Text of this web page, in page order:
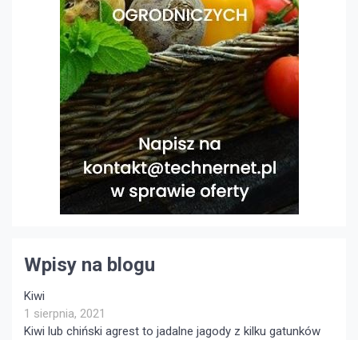
Wpisy na blogu
Kiwi
1 sierpnia, 2021
Kiwi lub chiński agrest to jadalne jagody z kilku gatunków